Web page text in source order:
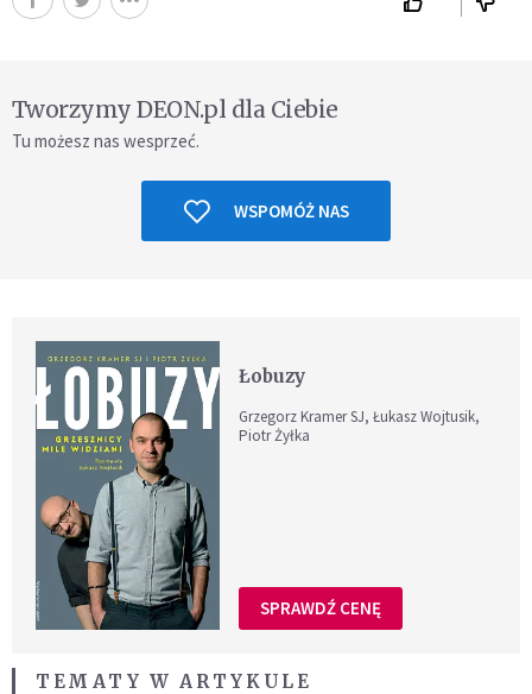
Tworzymy DEON.pl dla Ciebie
Tu możesz nas wesprzeć.
WSPOMÓŻ NAS
Łobuzy
Grzegorz Kramer SJ, Łukasz Wojtusik,
Piotr Żyłka
SPRAWDŹ CENĘ
TEMATY W ARTYKULE